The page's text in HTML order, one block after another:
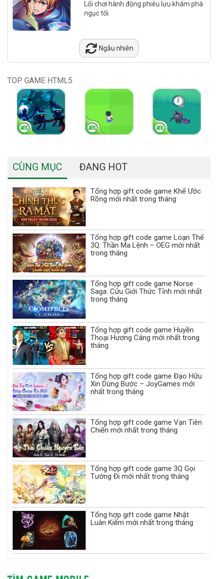
Lối chơi hành động phiêu lưu khám phá
ngục tối.
Ngẫu nhiên
TOP GAME HTML5
CÙNG MỤC ĐANG HOT
Tổng hợp gift code game Khế Ước
Rồng mới nhất trong tháng
Tổng hợp gift code game Loạn Thế
3Q: Thần Ma Lệnh – OEG mới nhất
trong tháng
Tổng hợp gift code game Norse
Saga: Cửu Giới Thức Tỉnh mới nhất
trong tháng
Tổng hợp gift code game Huyền
Thoại Hương Cảng mới nhất trong
tháng
Tổng hợp gift code game Đạo Hữu
Xin Dừng Bước – JoyGames mới
nhất trong tháng
Tổng hợp gift code game Vạn Tiên
Chiến mới nhất trong tháng
Tổng hợp gift code game 3Q Gọi
Tướng Đi mới nhất trong tháng
Tổng hợp gift code game Nhật
Luân Kiếm mới nhất trong tháng